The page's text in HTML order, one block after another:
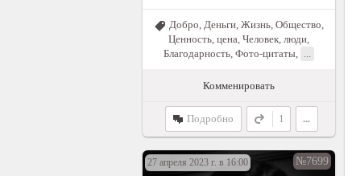
Добро, Деньги, Жизнь, Общество,
Ценность, цена, Человек, люди,
Благодарность, Фото-цитаты, ...
Комменировать
Подробно 1 ...
27 апреля 2023 г. в 16:00 №7699